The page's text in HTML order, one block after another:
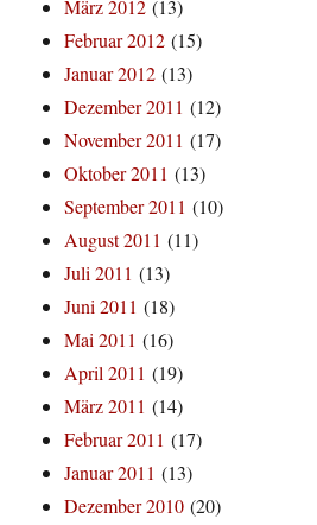
März 2012 (13)
Februar 2012 (15)
Januar 2012 (13)
Dezember 2011 (12)
November 2011 (17)
Oktober 2011 (13)
September 2011 (10)
August 2011 (11)
Juli 2011 (13)
Juni 2011 (18)
Mai 2011 (16)
April 2011 (19)
März 2011 (14)
Februar 2011 (17)
Januar 2011 (13)
Dezember 2010 (20)